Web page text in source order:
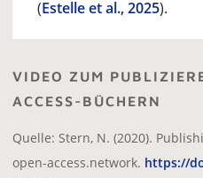
(Estelle et al., 2025).
VIDEO ZUM
ACCESS-BÜCHERN
Quelle: Stern, N. (2020).
open-access.network. https://